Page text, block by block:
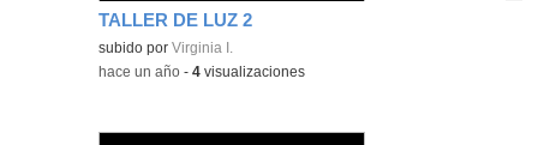
TALLER DE LUZ 2
Contenido educativo.
subido porVirginia I.
-hace un año -4 visualizaciones